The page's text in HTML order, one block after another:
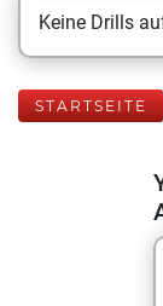
Keine Drills
STARTSEITE